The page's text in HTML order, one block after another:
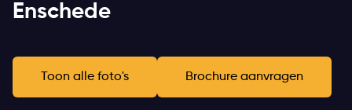
Enschede
Toon alle foto's Brochure aanvragen